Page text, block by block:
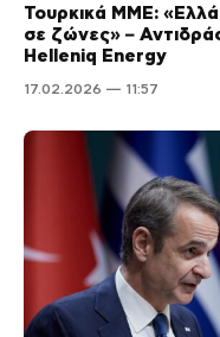
Τουρκικά ΜΜΕ:
σε ζώνες» –
Helleniq Energy
17.02.2026 — 11:57